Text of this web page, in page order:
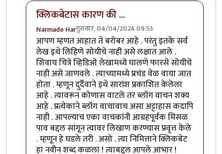
क्लिकबेटास कारण की ...
Narmade Harगुरुवार, 04/04/2024 09:53
In reply toदुर्दैवाने हा धागाbyप्रचेतस
आपण म्हणत आहात ते बरोबर आहे . परंतु इतके सर्व
लेख इथे लिहिणे सोयीचे नाही असे लक्षात आले .
शिवाय चित्रे व्हिडिओ लेखामध्ये घालणे फारसे सोयीचे
नाही असे जाणवले . त्याच्यामध्ये प्रचंड वेळ वाया जात
होता . म्हणून दुर्दैवाने इथे सारांश प्रकाशित केलेला
आहे . त्यावरून कोणास वाटले तर ब्लॉग वाचन शक्य
आहे . प्रत्येकाने ब्लॉग वाचावाच असा अट्टाहास कदापि
नाही . आपल्याच एका वाचकांनी आग्रहपूर्वक मिसळ
पाव बद्दल सांगून त्यावर लिखाण करण्यास प्रवृत्त केले
. म्हणून हे घडले तरी . असो . त्या निमित्ताने क्लिकबेट
हा नवीन शब्द कळला ! त्याबद्दल आपले आभार !